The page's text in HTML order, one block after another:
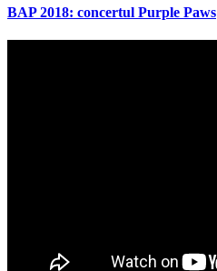
BAP 2018: concertul Purple Paws